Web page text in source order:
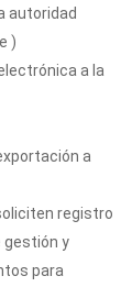
autoridad
)
a la
a
registro
gestión y
para